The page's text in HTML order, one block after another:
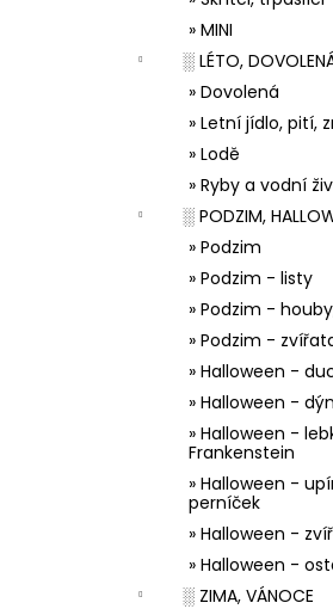
» MINI
░ LÉTO,
» Dovolená
» Letní jídlo, pití,
» Lodě
» Ryby a vodní
░ PODZIM,
» Podzim
» Podzim - listy
» Podzim -
» Podzim -
» Halloween -
» Halloween -
» Halloween -
Frankenstein
» Halloween -
perníček
» Halloween -
» Halloween -
░ ZIMA, VÁNOCE
33001 ZDOBÍCÍ SÁČEK